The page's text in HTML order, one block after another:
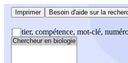
Imprimer Besoin d'aide sur la
Métier, compétence, mot-clé,